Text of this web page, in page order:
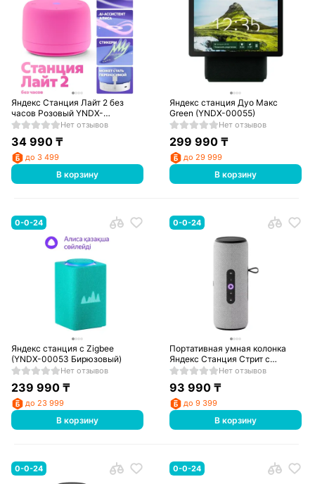
Яндекс Станция Лайт 2 без
часов Розовый YNDX-
00028PNK Нет отзывов
34 990₸
до 3 499
В корзину
Яндекс станция Дуо Макс
Green (YNDX-00055)
Нет отзывов
299 990 ₸
до 29 999
В корзину
0-0-24
Яндекс станция с Zigbee
(YNDX-00053 Бирюзовый)
Нет отзывов
239 990₸
до 23 999
В корзину
0-0-24
Портативная умная колонка
Яндекс Станция Стрит с
Алисой Серая (YNDX-
Нет отзывов
93 990 ₸
до 9 399
В корзину
0-0-24 0-0-24